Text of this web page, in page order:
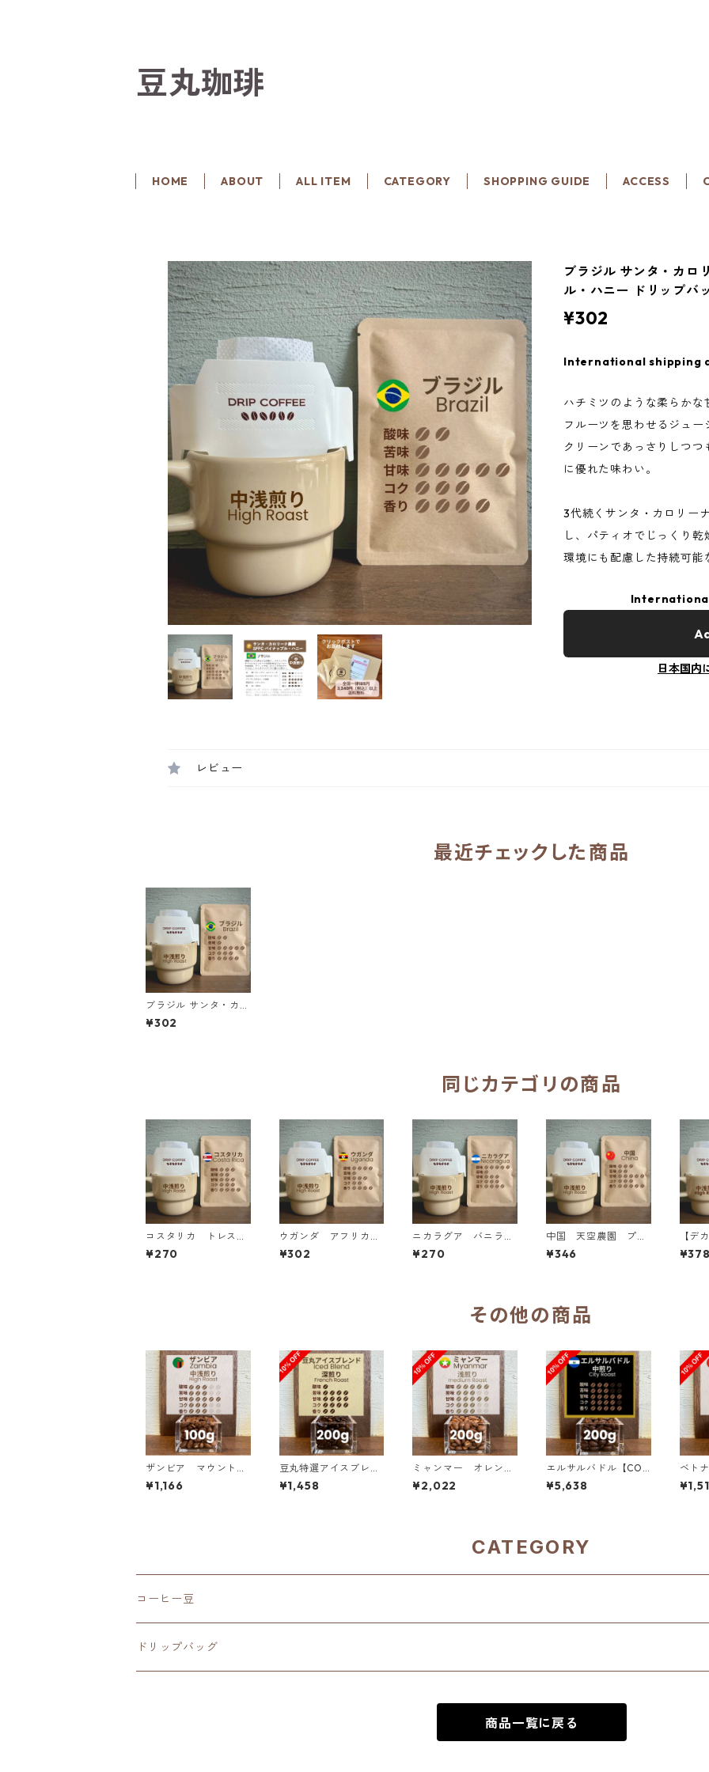
豆丸珈琲
HOME ABOUT ALL ITEM CATEGORY SHOPPING GUIDE ACCESS
ブラジル サンタ・カロ
ル・ハニー ドリップバ
¥302
International shipping
ハチミツのような柔らか
フルーツを思わせるジュー
クリーンであっさりしつ
に優れた味わい。
3代続くサンタ・カロリー
し、パティオでじっくり
環境にも配慮した持続可能
日本国内
レビュー
最近チェックした商品
ブラジル サンタ・カロ
リーナ農園 SFFC パイ
ナップル・ハニー ドリ
¥302
同じカテゴリの商品
コスタリカ トレスリ
オス イエローハニ
ー ドリップバッグ
¥270
ウガンダ アフリカム
ーン ジャッカル マ
イクロロット ドリッ
¥302
ニカラグア バニラレ
モネード ファンキー
ナチュラル ドリップ
¥270
中国 天空農園 プー
アル・ピーチ Wファ
ーメンテーション ド
¥346
【デ
ア ゴ
ン カ
その他の商品
ザンビア マウント・
スンズ農園 AA+ スタ
ーマヤ＆マルセレサ 1
¥1,166
豆丸特選アイスブレン
ド 200g（100g単価
の10%OFF）
¥1,458
ミャンマー オレンジ
サンシャイン G１ ウォ
ッシュド・アナエロビ
¥2,022
エルサルバドル【COE
2025 8位】ロス・ナラ
ンホス農園 ナチュラ
¥5,638
ベト
テン
G-1 / 200g（100g単
CATEGORY
コーヒー豆
深煎り（French Roast）
ドリップバッグ
商品一覧に戻る